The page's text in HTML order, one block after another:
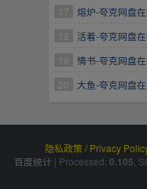
17
熔炉-夸克网盘
18
活着-夸克网盘
19
情书-夸克网盘
20
大鱼-夸克网盘
隐私政策 / Privacy
百度统计 | Processed: 0.105 ,